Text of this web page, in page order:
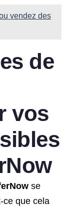
vendez des
de
vos
se
ce que cela